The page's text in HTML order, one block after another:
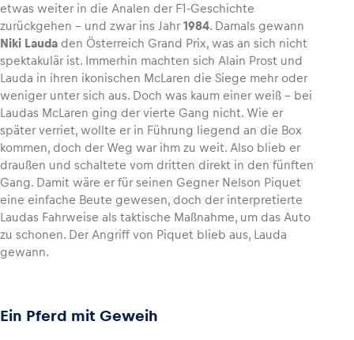
etwas weiter in die Analen der F1-Geschichte
zurückgehen – und zwar ins Jahr1984. Damals gewann
Niki Lauda den Österreich Grand Prix, was an sich nicht
spektakulär ist. Immerhin machten sich Alain Prost und
Lauda in ihren ikonischen McLaren die Siege mehr oder
weniger unter sich aus. Doch was kaum einer weiß – bei
Laudas McLaren ging der vierte Gang nicht. Wie er
später verriet, wollte er in Führung liegend an die Box
kommen, doch der Weg war ihm zu weit. Also blieb er
draußen und schaltete vom dritten direkt in den fünften
Gang. Damit wäre er für seinen Gegner Nelson Piquet
eine einfache Beute gewesen, doch der interpretierte
Laudas Fahrweise als taktische Maßnahme, um das Auto
zu schonen. Der Angriff von Piquet blieb aus, Lauda
gewann.
Ein Pferd mit Geweih